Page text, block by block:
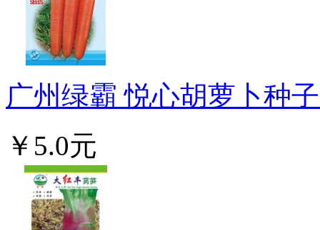
广州绿霸 悦心胡萝卜种
￥5.0元